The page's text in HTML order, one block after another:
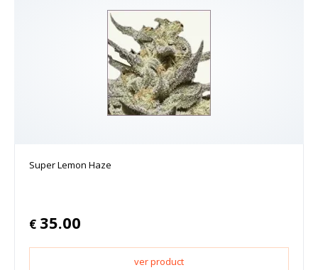
Super Lemon Haze
€ 35.00
ver product